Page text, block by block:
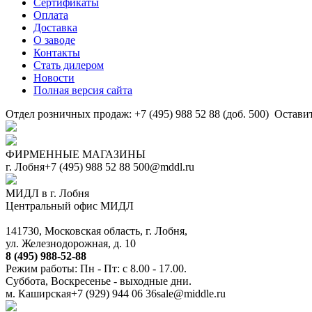
Сертификаты
Оплата
Доставка
О заводе
Контакты
Стать дилером
Новости
Полная версия сайта
Отдел розничных продаж: +7 (495) 988 52 88 (доб. 500)
ФИРМЕННЫЕ МАГАЗИНЫ
г. Лобня+7 (495) 988 52 88 500@mddl.ru
МИДЛ в г. Лобня
Центральный офис МИДЛ
141730, Московская область, г. Лобня,
ул. Железнодорожная, д. 10
8 (495) 988-52-88
Режим работы: Пн - Пт: с 8.00 - 17.00.
Суббота, Воскресенье - выходные дни.
м. Каширская+7 (929) 944 06 36sale@middle.ru